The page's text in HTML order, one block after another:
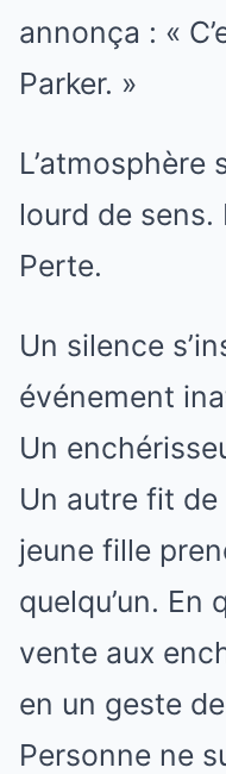
annonça : «
Parker. »
L’atmosphère
lourd de sens.
Perte.
Un silence
événement
Un
Un autre fit de
jeune fille
quelqu’un. En
vente aux
en un geste
Personne ne